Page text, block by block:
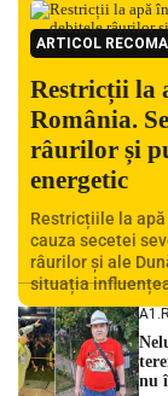
ARTICOL
Restricții la
România.
râurilor și
energetic
Restricțiile la
cauza secetei
râurilor și ale
situația
de la Cernavodă.
dificile perioade
Lipsa […]
nu